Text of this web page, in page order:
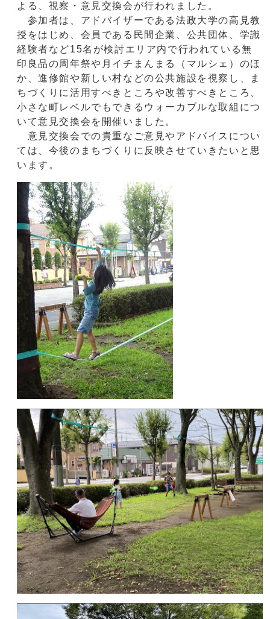
よる、視察・意見交換会が行われました。
参加者は、アドバイザーである法政大学の高見教
授をはじめ、会員である民間企業、公共団体、学識
経験者など15名が検討エリア内で行われている無
印良品の周年祭や月イチまんまる（マルシェ）のほ
か、進修館や新しい村などの公共施設を視察し、ま
ちづくりに活用すべきところや改善すべきところ、
小さな町レベルでもできるウォーカブルな取組につ
いて意見交換会を開催いました。
意見交換会での貴重なご意見やアドバイスについ
ては、今後のまちづくりに反映させていきたいと思
います。